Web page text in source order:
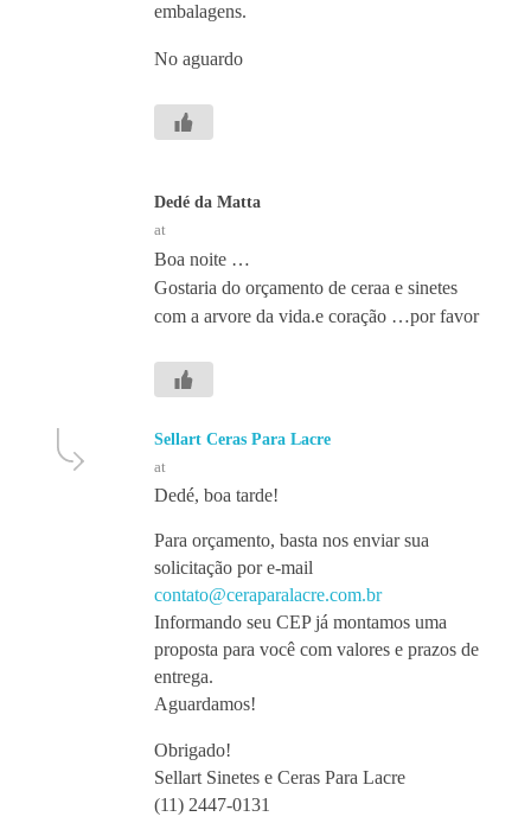
embalagens.
No aguardo
Dedé da Matta
at
Boa noite …
Gostaria do orçamento de ceraa e sinetes
com a arvore da vida.e coração …por favor
Sellart Ceras Para Lacre
at
Dedé, boa tarde!
Para orçamento, basta nos enviar sua
solicitação por e-mail
contato@ceraparalacre.com.br
Informando seu CEP já montamos uma
proposta para você com valores e prazos de
entrega.
Aguardamos!
Obrigado!
Sellart Sinetes e Ceras Para Lacre
(11) 2447-0131